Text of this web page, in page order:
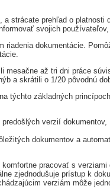
a strácate prehľad o
svojich
riadenia dokumentácie.
mesačne až tri dni práce
a skrátili o 1/20 pôvodnú
týchto základných
verzií dokumentov,
dokumentov a
pracovať s
zjednodušuje prístup k
verziám môže